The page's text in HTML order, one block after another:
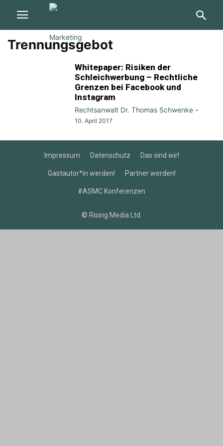
Trennungsgebot
Whitepaper: Risiken der
Schleichwerbung – Rechtliche
Grenzen bei Facebook und
Instagram
Rechtsanwalt Dr. Thomas Schwenke -
10. April 2017
Impressum Datenschutz Das sind wir!
Gastautor*in werden! Partner werden!
#ASMC Konferenzen
© Rising Media Ltd.